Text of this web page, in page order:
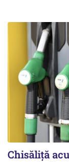
Chisăliță